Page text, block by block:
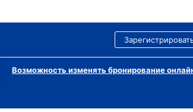
Возможность изменять бронирование